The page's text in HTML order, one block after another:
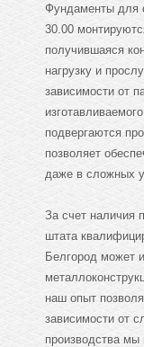
Фундаменты для
30.00
получившаяся
нагрузку и
зависимости от
подвергаются
позволяет
даже в сложных
За счет наличия
штата
Белгород может
наш опыт
зависимости от
производства мы